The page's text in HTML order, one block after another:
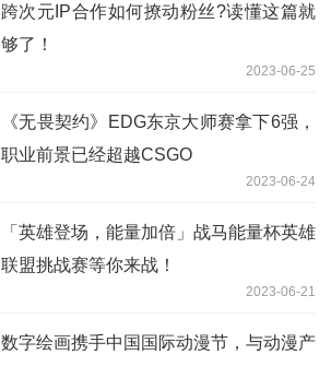
跨次元IP合作如何撩动粉丝?读懂这篇就
够了！
2023-06-25
《无畏契约》EDG东京大师赛拿下6强，
职业前景已经超越CSGO
2023-06-24
「英雄登场，能量加倍」战马能量杯英雄
联盟挑战赛等你来战！
2023-06-21
数字绘画携手中国国际动漫节，与动漫产